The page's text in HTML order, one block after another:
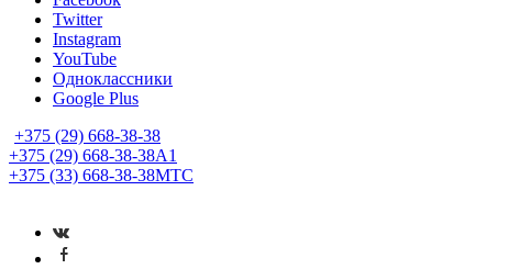
Twitter
Instagram
YouTube
Одноклассники
Google Plus
+375 (29) 668-38-38
+375 (29) 668-38-38A1
+375 (33) 668-38-38МТС